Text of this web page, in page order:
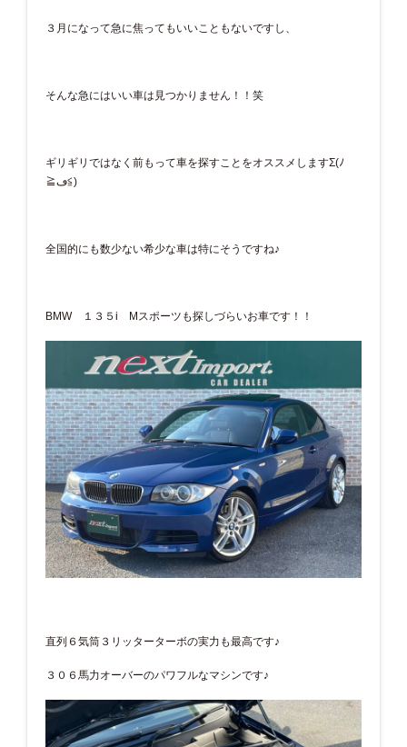
３月になって急に焦ってもいいこともないですし、
そんな急にはいい車は見つかりません！！笑
ギリギリではなく前もって車を探すことをオススメしますΣ(ﾉ
≧ڡ≦)
全国的にも数少ない希少な車は特にそうですね♪
BMW １３５i Mスポーツも探しづらいお車です！！
直列６気筒３リッターターボの実力も最高です♪
３０６馬力オーバーのパワフルなマシンです♪